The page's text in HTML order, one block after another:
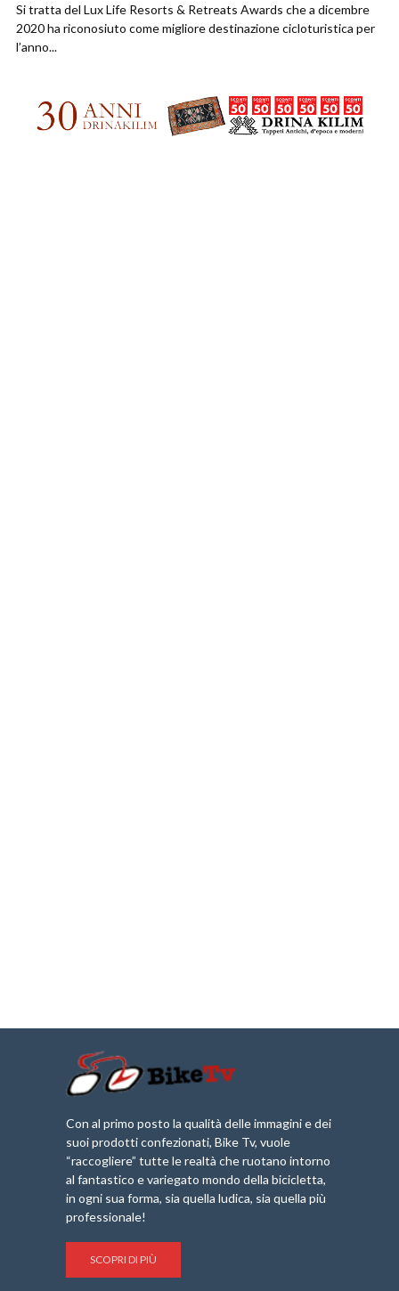
Si tratta del Lux Life Resorts & Retreats Awards che a dicembre
2020 ha riconosiuto come migliore destinazione cicloturistica per
l’anno...
Con al primo posto la qualità delle immagini e dei
suoi prodotti confezionati, Bike Tv, vuole
“raccogliere” tutte le realtà che ruotano intorno
al fantastico e variegato mondo della bicicletta,
in ogni sua forma, sia quella ludica, sia quella più
professionale!
SCOPRI DI PIÙ